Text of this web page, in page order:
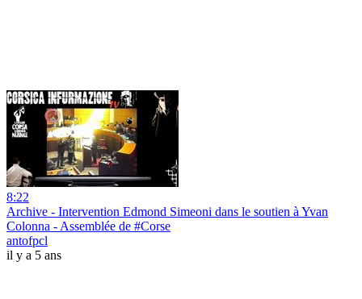
8:22
Archive - Intervention Edmond Simeoni dans le soutien à Yvan
Colonna - Assemblée de #Corse
antofpcl
il y a 5 ans